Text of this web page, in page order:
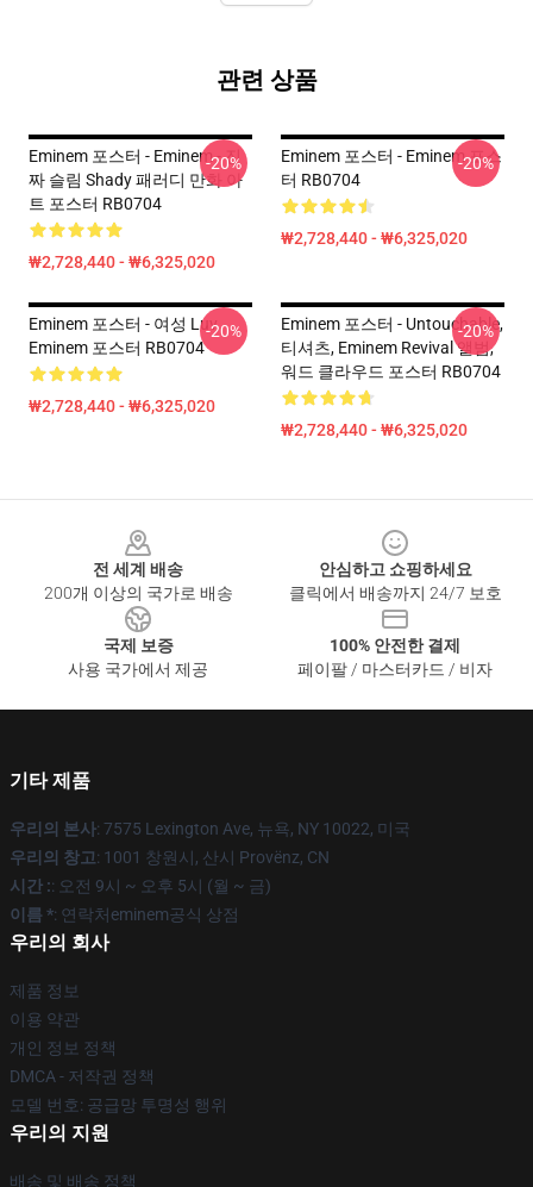
관련 상품
Eminem 포스터 - Eminem - 진
짜 슬림 Shady 패러디 만화 아
트 포스터 RB0704
₩2,728,440 - ₩6,325,020
-20%
Eminem 포스터 - Eminem 포스
터 RB0704
₩2,728,440 - ₩6,325,020
-20%
Eminem 포스터 - 여성 Luv
Eminem 포스터 RB0704
₩2,728,440 - ₩6,325,020
-20%
Eminem 포스터 - Untouchable,
티셔츠, Eminem Revival 앨범,
워드 클라우드 포스터 RB0704
₩2,728,440 - ₩6,325,020
-20%
전 세계 배송
200개 이상의 국가로 배송
안심하고 쇼핑하세요
클릭에서 배송까지 24/7 보호
국제 보증
사용 국가에서 제공
100% 안전한 결제
페이팔 / 마스터카드 / 비자
기타 제품
우리의 본사: 7575 Lexington Ave, 뉴욕, NY 10022, 미국
우리의 창고: 1001 창원시, 산시 Provënz, CN
시간 :: 오전 9시 ~ 오후 5시 (월 ~ 금)
이름 *: 연락처eminem공식 상점
우리의 회사
제품 정보
이용 약관
개인 정보 정책
DMCA - 저작권 정책
모델 번호: 공급망 투명성 행위
우리의 지원
배송 및 배송 정책